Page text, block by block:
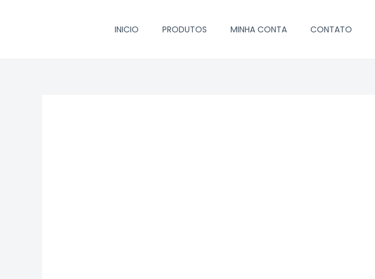
INICIO PRODUTOS MINHA CONTA CONTATO